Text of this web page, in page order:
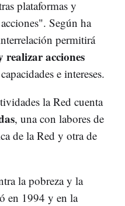
plataformas y
Según ha
permitirá
realizar acciones
e intereses.
la Red cuenta
, una con labores de
de la Red y otra de
la pobreza y la
en 1994 y en la